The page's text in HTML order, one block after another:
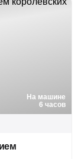
На машине
6 часов